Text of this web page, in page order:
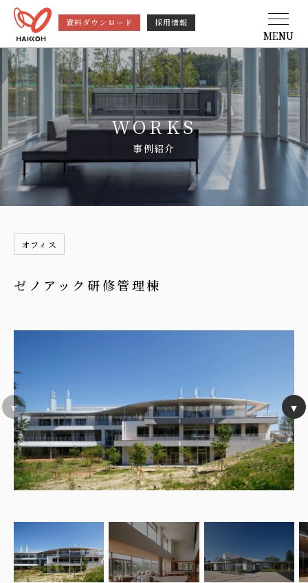
資料ダウンロード 採用情報
MENU
WORKS
事例紹介
オフィス
ゼノアック研修管理棟